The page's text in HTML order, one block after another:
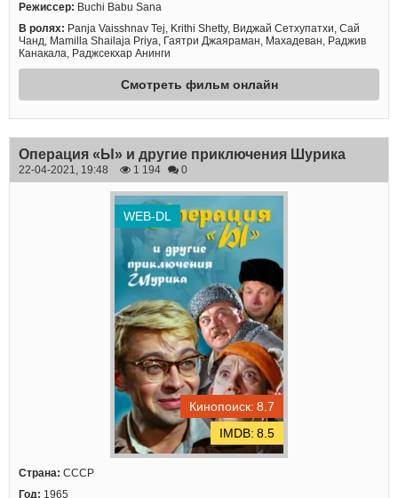
Режиссер: Buchi Babu Sana
В ролях: Panja Vaisshnav Tej, Krithi Shetty, Виджай Сетхупатхи, Сай
Чанд, Mamilla Shailaja Priya, Гаятри Джаяраман, Махадеван, Раджив
Канакала, Раджсекхар Анинги
Смотреть фильм онлайн
Операция «Ы» и другие приключения Шурика
22-04-2021, 19:48 1 194 0
WEB-DL
8.7
8.5
Страна: СССР
Год: 1965